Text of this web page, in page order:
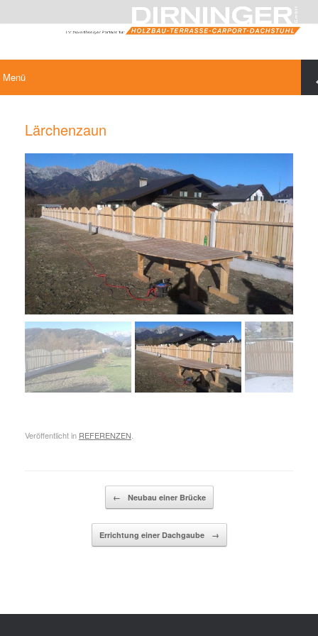
Menü
Lärchenzaun
Veröffentlicht in REFERENZEN
← Neubau einer Brücke
Errichtung einer Dachgaube →